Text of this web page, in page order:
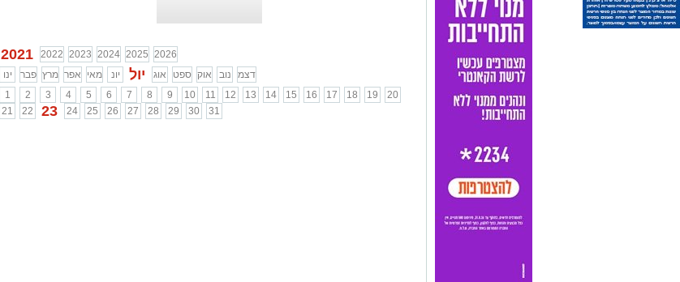
2021 2022 2023 2024 2025 2026
ינו
פבר מרץ אפר מאי יונ יול אוג ספט אוק נוב
דצמ
1
2 3 4 5 6 7 8 9 10 11 12 13 14 15 16 17 18 19
20
21
22 23 24 25 26 27 28 29 30 31